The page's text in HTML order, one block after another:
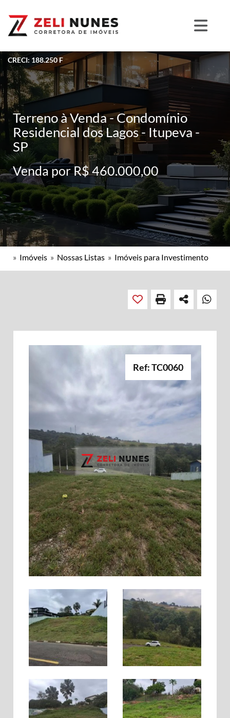
CRECI: 188.250 F
Terreno à Venda - Condomínio
Residencial dos Lagos - Itupeva -
SP
Venda por R$ 460.000,00
» Imóveis » Nossas Listas » Imóveis para Investimento
Ref: TC0060